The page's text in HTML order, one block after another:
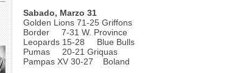
Sabado, Marzo 31
Golden Lions 71-25 Griffons
Border 7-31 W. Province
Leopards 15-28 Blue Bulls
Pumas 20-21 Griquas
Pampas XV 30-27 Boland